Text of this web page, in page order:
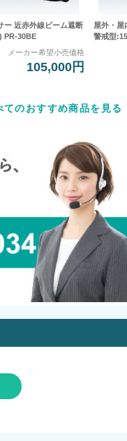
ー 近赤外線ビーム遮断
PR-30BE
メーカー希望小売価格
105,000円
屋外・屋
警戒型
てのおすすめ商品を見る